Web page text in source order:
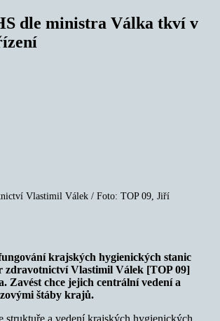
dle ministra Válka tkví v
Vlastimil Válek / Foto: TOP 09, Jiří
krajských hygienických stanic
zdravotnictví Vlastimil Válek [TOP 09]
Zavést chce jejich centrální vedení a
štáby krajů.
struktuře a vedení krajských hygienických